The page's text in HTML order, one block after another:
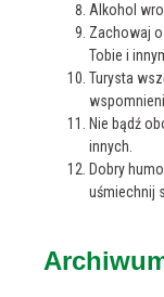
Alkohol
Zachowaj
Tobie i
Turysta
Nie bądź
innych.
Dobry
uśmiechnij